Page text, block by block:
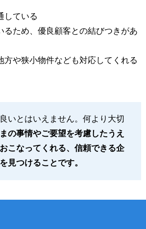
している
るため、優良顧客との結びつきがあ
方や狭小物件なども対応してくれる
いとはいえません。何より大切
の事情やご要望を考慮したうえ
こなってくれる、信頼できる企
見つけることです。